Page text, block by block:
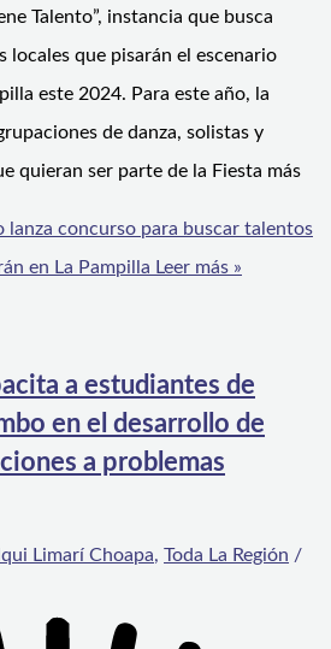
Talento”, instancia que busca
locales que pisarán el escenario
este 2024. Para este año, la
de danza, solistas y
quieran ser parte de la Fiesta más
concurso para buscar talentos
en La Pampilla Leer más »
a estudiantes de
en el desarrollo de
a problemas
Limarí Choapa, Toda La Región /